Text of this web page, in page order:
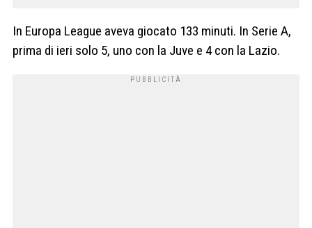
In Europa League aveva giocato 133 minuti. In Serie A,
prima di ieri solo 5, uno con la Juve e 4 con la Lazio.